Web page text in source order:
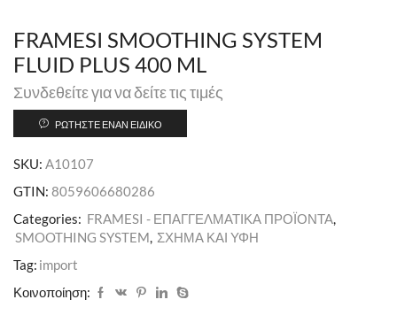
FRAMESI SMOOTHING SYSTEM
FLUID PLUS 400 ML
Συνδεθείτε για να δείτε τις τιμές
ΡΩΤΉΣΤΕ ΈΝΑΝ ΕΙΔΙΚΌ
SKU: A10107
GTIN: 8059606680286
Categories: FRAMESI - ΕΠΑΓΓΕΛΜΑΤΙΚΑ ΠΡΟΪΟΝΤΑ,
SMOOTHING SYSTEM, ΣΧΗΜΑ ΚΑΙ ΥΦΗ
Tag: import
Κοινοποίηση: